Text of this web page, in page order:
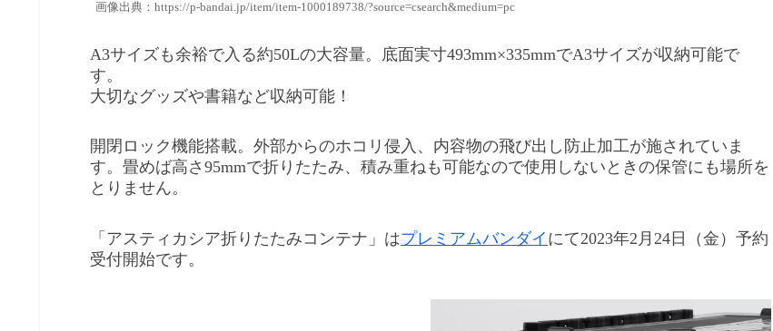
画像出典：https://p-bandai.jp/item/item-1000189738/?source=csearch&medium=pc
A3サイズも余裕で入る約50Lの大容量。底面実寸493mm×335mmでA3サイズが収納可能で
す。
大切なグッズや書籍など収納可能！
開閉ロック機能搭載。外部からのホコリ侵入、内容物の飛び出し防止加工が施されていま
す。畳めば高さ95mmで折りたたみ、積み重ねも可能なので使用しないときの保管にも場所を
とりません。
「アスティカシア折りたたみコンテナ」はプレミアムバンダイ にて2023年2月24日（金）予約
受付開始です。